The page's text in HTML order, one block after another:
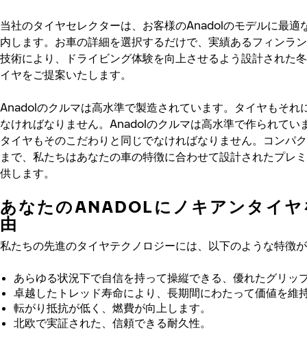
当社のタイヤセレクターは、お客様のAnadolのモデルに最適
内します。お車の詳細を選択するだけで、実績あるフィンラ
技術により、ドライビング体験を向上させるよう設計された
イヤをご提案いたします。
Anadolのクルマは高水準で製造されています。タイヤもそれ
なければなりません。Anadolのクルマは高水準で作られてい
タイヤもそのこだわりと同じでなければなりません。コンパ
まで、私たちはあなたの車の特徴に合わせて設計されたプレ
供します。
あなたのANADOLにノキアンタイヤ
由
私たちの先進のタイヤテクノロジーには、以下のような特徴
あらゆる状況下で自信を持って操縦できる、優れたグリッ
卓越したトレッド寿命により、長期間にわたって価値を維
転がり抵抗が低く、燃費が向上します。
北欧で実証された、信頼できる耐久性。